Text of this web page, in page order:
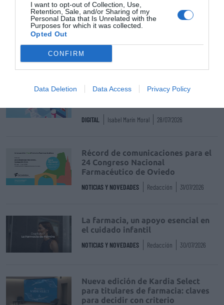
I want to opt-out of Collection, Use,
Retention, Sale, and/or Sharing of my
Personal Data that Is Unrelated with the
Purposes for which it was collected.
Opted Out
CONFIRM
Data Deletion Data Access Privacy Policy
NOTICIAS Y NOVEDADES Redacción 14/10/2020
Destacados
La venta online de medicamentos
de uso humano: seguridad y
DIGITAL Isabel Marín Moral 28/07/2026
Récord de comunicaciones para el
24 Congreso Nacional
Farmacéutico de Oviedo
NOTICIAS Y NOVEDADES Redacción 31/07/2026
La farmacia, un apoyo esencial en
el cuidado infantil
NOTICIAS Y NOVEDADES Redacción 30/07/2026
Nueva edición de Kardia Select
para titulares de farmacia: claves
para decidir con criterio